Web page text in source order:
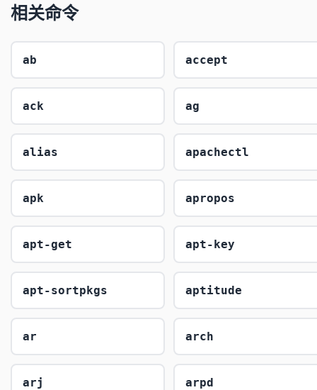
相关命令
ab accept
ack ag
alias apachectl
apk apropos
apt-get apt-key
apt-sortpkgs aptitude
ar arch
arj arpd